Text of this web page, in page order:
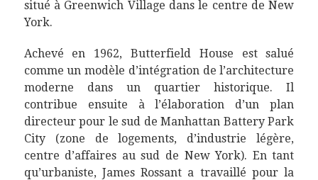
situé à Greenwich Village dans le centre de New
York.
Achevé en 1962, Butterfield House est salué
comme un modèle d’intégration de l’architecture
moderne dans un quartier historique. Il
contribue ensuite à l’élaboration d’un plan
directeur pour le sud de Manhattan Battery Park
City (zone de logements, d’industrie légère,
centre d’affaires au sud de New York). En tant
qu’urbaniste, James Rossant a travaillé pour la